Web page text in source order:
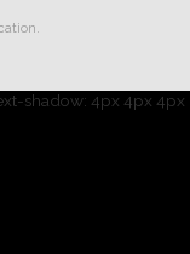
.
shadow: 4px 4px 4px